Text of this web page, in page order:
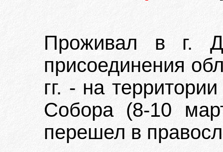
Проживал в г.
присоединения
гг. - на
Собора (8-10
перешел в